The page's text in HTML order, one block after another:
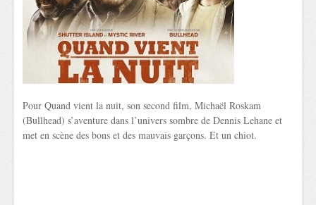
Pour Quand vient la nuit, son second film, Michaël Roskam
(Bullhead) s’aventure dans l’univers sombre de Dennis Lehane et
met en scène des bons et des mauvais garçons. Et un chiot.